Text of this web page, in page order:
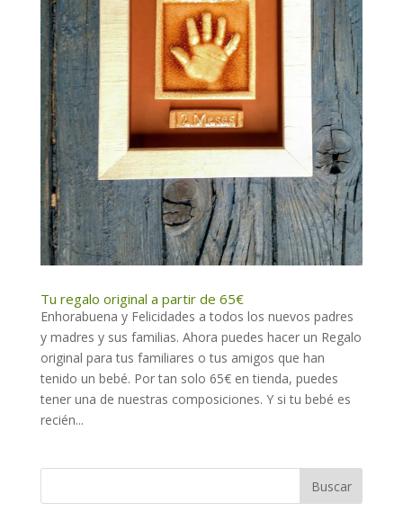
Tu regalo original a partir de 65€
Enhorabuena y Felicidades a todos los nuevos padres
y madres y sus familias. Ahora puedes hacer un Regalo
original para tus familiares o tus amigos que han
tenido un bebé. Por tan solo 65€ en tienda, puedes
tener una de nuestras composiciones. Y si tu bebé es
recién...